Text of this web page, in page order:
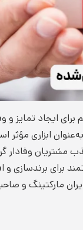
برای ایجاد تمایز
به‌عنوان ابزاری
مشتریان وفادار
برای برندسازی و